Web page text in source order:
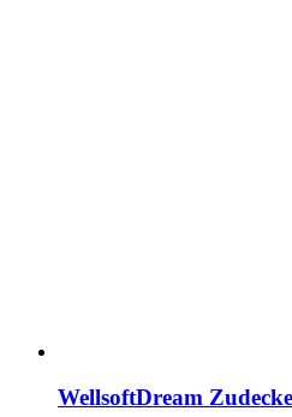
WellsoftDream